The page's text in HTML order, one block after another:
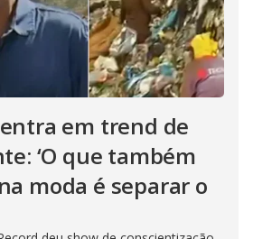
em trend de
‘O que também
moda é separar o